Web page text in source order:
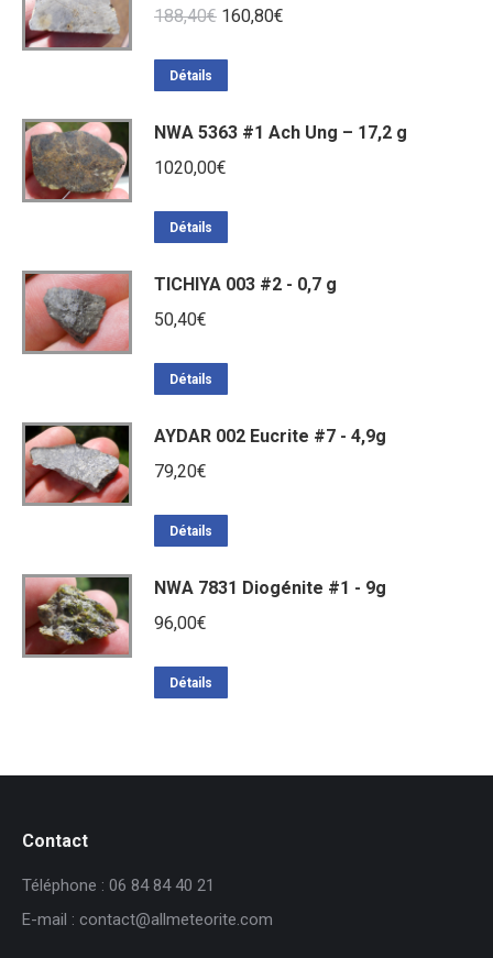
188,40€ Le
188,40€.
160,80€
160,80€.
Détails
NWA 5363 #1 Ach Ung – 17,2 g
1020,00€
Détails
TICHIYA 003 #2 - 0,7 g
50,40€
Détails
AYDAR 002 Eucrite #7 - 4,9g
79,20€
Détails
NWA 7831 Diogénite #1 - 9g
96,00€
Détails
Contact
Téléphone : 06 84 84 40 21
E-mail : contact@allmeteorite.com